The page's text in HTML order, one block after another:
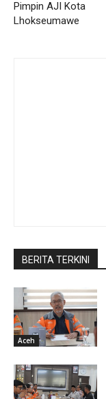
Pimpin AJI Kota
Lhokseumawe
BERITA TERKINI
Aceh